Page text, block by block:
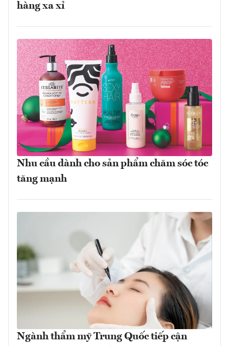
hàng xa xỉ
Nhu cầu dành cho sản phẩm chăm sóc tóc
tăng mạnh
Ngành thẩm mỹ Trung Quốc tiếp cận